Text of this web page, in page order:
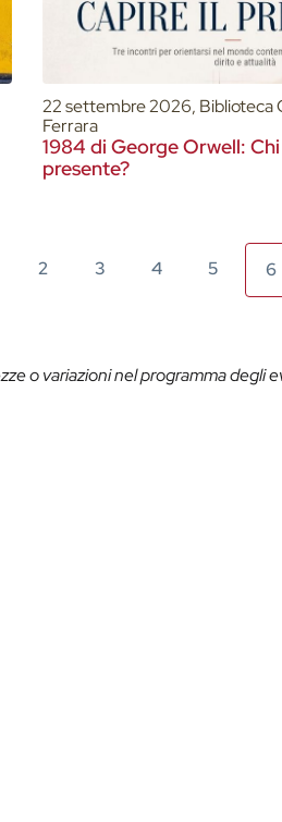
22 settembre 2026, Biblioteca
Ferrara
1984 di George Orwell:
presente?
2 3 4 5 6
o variazioni nel programma